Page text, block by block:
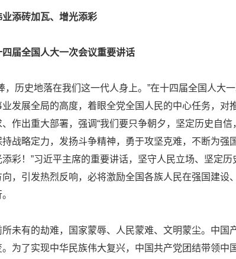
添砖加瓦、增光添彩
届全国人大一次会议重要讲话
，历史地落在我们这一代人身上。”在十四届全国人大
发展全局的高度，着眼全党全国人民的中心任务，对
作出重大部署，强调“我们要只争朝夕，坚定历史自信
战略定力，发扬斗争精神，勇于攻坚克难，不断为强
彩！”习近平主席的重要讲话，坚守人民立场、坚定历
，引发热烈反响，必将激励全国各族人民在强国建设
未有的劫难，国家蒙辱、人民蒙难、文明蒙尘。中国
为了实现中华民族伟大复兴，中国共产党团结带领中